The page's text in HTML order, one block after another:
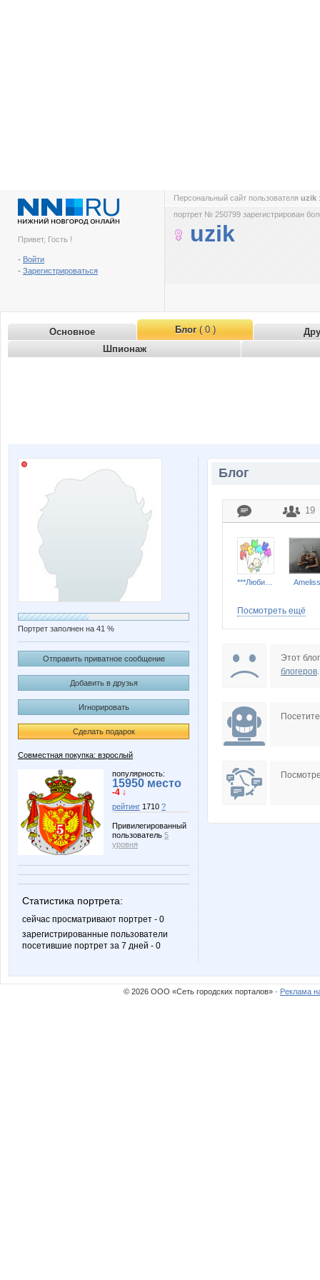
Привет, Гость !
- Войти
- Зарегистрироваться
Персональный сайт пользователя uzik
портрет № 250799 зарегистрирован
uzik
Основное Блог( 0 )
Шпионаж
Портрет заполнен на 41 %
Отправить приватное сообщение
Добавить в друзья
Игнорировать
Сделать подарок
Совместная покупка: взрослый
популярность:
15950 место
-4 ↓
рейтинг 1710 ?
Привилегированный
пользователь 5
уровня
Статистика портрета:
сейчас просматривают портрет - 0
зарегистрированные пользователи
посетившие портрет за 7 дней - 0
Блог
19
Ameliss
adelnn anaida
Посмотреть ещё
Этот
блогеров.
© 2026 ООО «Сеть городских порталов» · Реклама